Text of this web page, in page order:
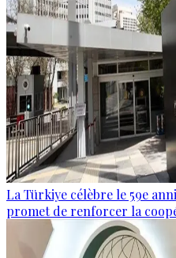
La Türkiye célèbre le 59e
promet de renforcer la